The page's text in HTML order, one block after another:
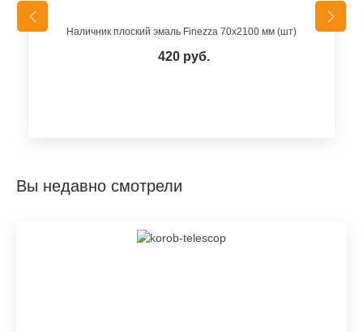
Наличник плоский эмаль Finezza 70х2100 мм (шт)
420 руб.
Вы недавно смотрели